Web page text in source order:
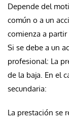
Depende del
común o a un
comienza a
Si se debe a un
profesional: La
de la baja. En el
secundaria:
La prestación se